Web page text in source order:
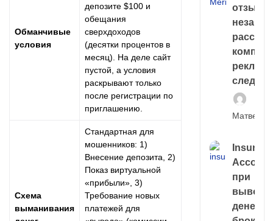
Обманчивые
условия
депозите $100 и
обещания
сверхдоходов
(десятки процентов в
месяц). На деле сайт
пустой, а условия
раскрывают только
после регистрации по
приглашению.
Схема
выманивания
Стандартная для
мошенников: 1)
Внесение депозита, 2)
Показ виртуальной
«прибыли», 3)
Требование новых
платежей для
следа
Матвей
Account
при
выводе
денег у